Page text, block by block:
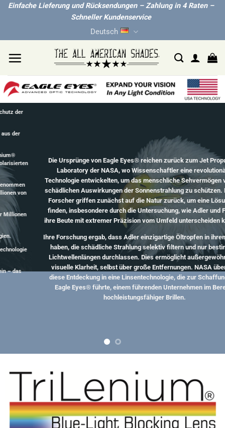
ZumEinfache Lieferung und Rücksendungen – Zahlung in 4 Raten –
Schneller Kundenservice
Deutsch
Die Ursprünge von Eagle Eyes® reichen zurück zum Jet Propulsion
Laboratory der NASA, wo Wissenschaftler eine revolutionäre
Technologie entwickelten, um das menschliche Sehvermögen vor den
schädlichen Auswirkungen der Sonnenstrahlung zu schützen. NASA-
Forscher griffen zunächst auf die Natur zurück, um eine Lösung zu
finden, insbesondere durch die Untersuchung, wie Adler und Falken
ihre Beute mit extremer Präzision vom Umfeld unterscheiden können.
Ihre Forschung ergab, dass Adler einzigartige Öltropfen in ihren Augen
haben, die schädliche Strahlung selektiv filtern und nur bestimmte
Lichtwellenlängen durchlassen. Dies ermöglicht außergewöhnliche
visuelle Klarheit, selbst über große Entfernungen. NASA übertrug
diese Entdeckung in eine Linsentechnologie, die zur Schaffung von
Eagle Eyes® führte, einem führenden Unternehmen im Bereich
hochleistungsfähiger Brillen.